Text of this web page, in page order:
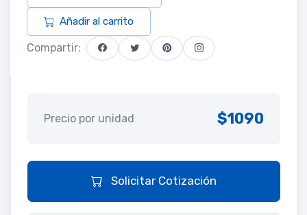
Añadir al carrito
Compartir:
Precio por unidad $1090
Solicitar Cotización